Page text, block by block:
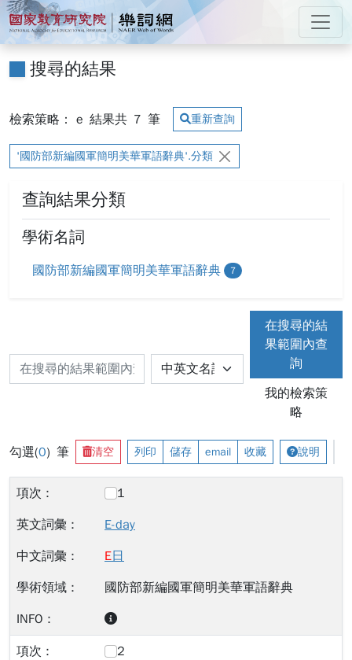
跳到主要內容
:::
國家教育研究院 樂詞網
搜尋的結果
檢索策略： e 結果共 7 筆 重新查詢
'國防部新編國軍簡明美華軍語辭典'.分類
查詢結果分類
學術名詞
國防部新編國軍簡明美華軍語辭典 7
在搜尋的結
果範圍內查
詢
我的檢索策
略
勾選(0) 筆 清空 列印 儲存 email 收藏 說明
1
E-day
E日
國防部新編國軍簡明美華軍語辭典
2